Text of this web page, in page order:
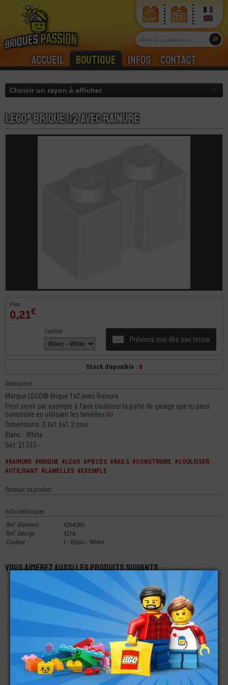
Accueil Boutique Infos Contact
LEGO® Brique 1x2 Avec Rainure
Pièce
0,21€
Préviens moi dès son retour
Couleur
Stock disponible : 0
Description
Marque LEGO® Brique 1x2 avec Rainure
Peut servir par exemple à faire coulisser la porte de garage que tu peux
construire en utilisant les lamelles Ici
Dimensions: 0.8x1.6x1.2 cms
Blanc - White
Set: 21333 -
#RAINURE #BRIQUE #LEGO #PIECES #RAILS #CONSTRUIRE #COULISSER
#UTILISANT #LAMELLES #EXEMPLE
Partager ce produit
Infos techniques
Ref. Element
4264360
Ref. Design
4216
Couleur
1 - Blanc - White
Vous aimerez aussi les produits suivants
LEGO® TECHNIC
BRIQUE 1X10
0,64€
LEGO® PLATE LISSE
2X2 IMPRIMÉE CODE
BARRE SUPER MARIO
1,99€
LEGO® BRIQUE
RONDE INVERSÉE 2X2
0,20€
LEGO® BRIQUE
LEGO® PLATE 3X6
LEGO® BRIQUE 1X2